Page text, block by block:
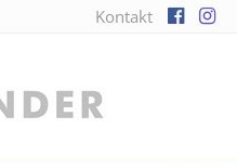
Kontakt